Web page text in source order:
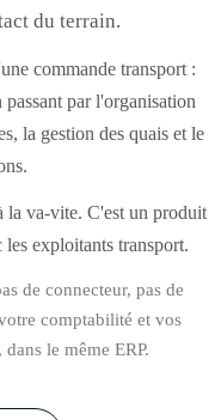
du terrain.
commande transport :
par l'organisation
la gestion des quais et le
la va-vite. C'est un produit
exploitants transport.
de connecteur, pas de
comptabilité et vos
le même ERP.